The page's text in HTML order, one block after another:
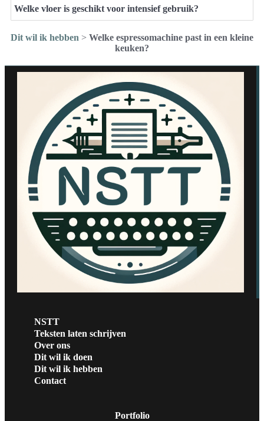
Welke vloer is geschikt voor intensief gebruik?
Dit wil ik hebben > Welke espressomachine past in een kleine
keuken?
NSTT
Teksten laten schrijven
Over ons
Dit wil ik doen
Dit wil ik hebben
Contact
Portfolio